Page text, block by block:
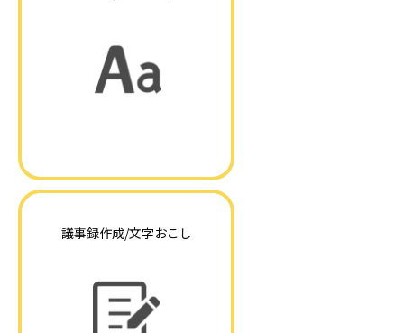
議事録作成/文字おこし